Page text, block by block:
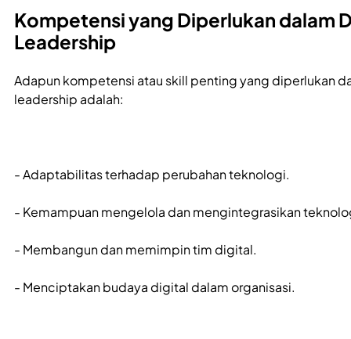
Kompetensi yang Diperlukan dalam
Leadership
Adapun kompetensi atau skill penting yang diperlukan
leadership adalah:
- Adaptabilitas terhadap perubahan teknologi.
- Kemampuan mengelola dan mengintegrasikan
- Membangun dan memimpin tim digital.
- Menciptakan budaya digital dalam organisasi.